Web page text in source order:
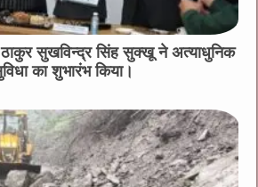
ठाकुर सुखविन्द्र सिंह सुक्खू ने अत्याधुनिक
का शुभारंभ किया।